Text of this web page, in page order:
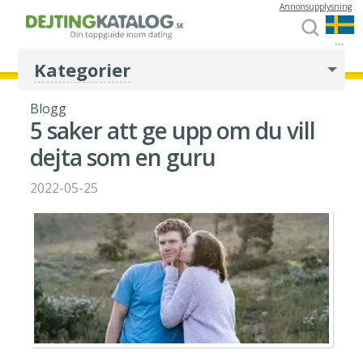
...
Annonsupplysning
Kategorier
Blogg
5 saker att ge upp om du vill
dejta som en guru
2022-05-25